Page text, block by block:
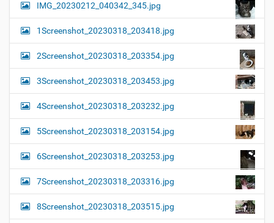
IMG_20230212_040342_345.jpg
1Screenshot_20230318_203418.jpg
2Screenshot_20230318_203354.jpg
3Screenshot_20230318_203453.jpg
4Screenshot_20230318_203232.jpg
5Screenshot_20230318_203154.jpg
6Screenshot_20230318_203253.jpg
7Screenshot_20230318_203316.jpg
8Screenshot_20230318_203515.jpg